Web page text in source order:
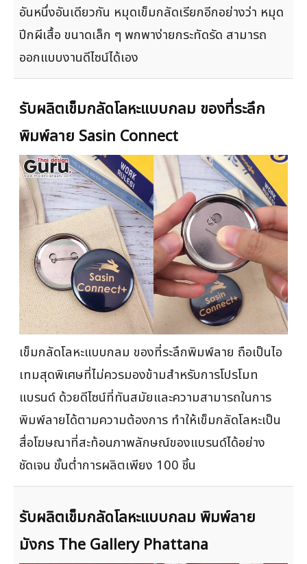
อันหนึ่งอันเดียวกัน หมุดเข็มกลัดเรียกอีกอย่างว่า หมุด
ปีกผีเสื้อ ขนาดเล็ก ๆ พกพาง่ายกระทัดรัด สามารถ
ออกแบบงานดีไซน์ได้เอง
รับผลิตเข็มกลัดโลหะแบบกลม ของที่ระลึก
พิมพ์ลาย Sasin Connect
เข็มกลัดโลหะแบบกลม ของที่ระลึกพิมพ์ลาย ถือเป็นไอ
เทมสุดพิเศษที่ไม่ควรมองข้ามสำหรับการโปรโมท
แบรนด์ ด้วยดีไซน์ที่ทันสมัยและความสามารถในการ
พิมพ์ลายได้ตามความต้องการ ทำให้เข็มกลัดโลหะเป็น
สื่อโฆษณาที่สะท้อนภาพลักษณ์ของแบรนด์ได้อย่าง
ชัดเจน ขั้นต่ำการผลิตเพียง 100 ชิ้น
รับผลิตเข็มกลัดโลหะแบบกลม พิมพ์ลาย
มังกร The Gallery Phattana